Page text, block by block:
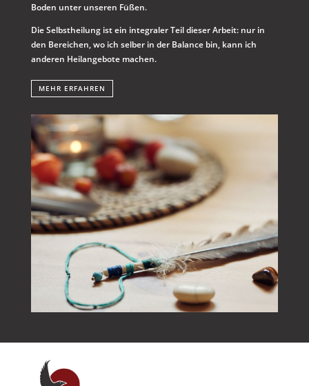
Boden unter unseren Füßen.
Die Selbstheilung ist ein integraler Teil dieser Arbeit: nur in
den Bereichen, wo ich selber in der Balance bin, kann ich
anderen Heilangebote machen.
MEHR ERFAHREN